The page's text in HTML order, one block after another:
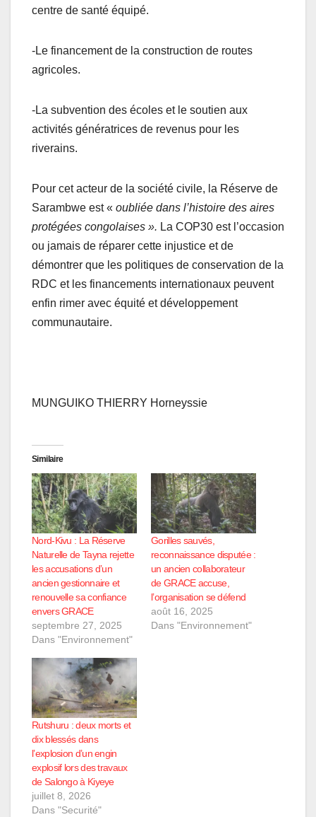
centre de santé équipé.
-Le financement de la construction de routes
agricoles.
-La subvention des écoles et le soutien aux
activités génératrices de revenus pour les
riverains.
Pour cet acteur de la société civile, la Réserve de
Sarambwe est « oubliée dans l’histoire des aires
protégées congolaises ». La COP30 est l’occasion
ou jamais de réparer cette injustice et de
démontrer que les politiques de conservation de la
RDC et les financements internationaux peuvent
enfin rimer avec équité et développement
communautaire.
MUNGUIKO THIERRY Horneyssie
Similaire
Nord-Kivu : La Réserve
Naturelle de Tayna rejette
les accusations d’un
ancien gestionnaire et
renouvelle sa confiance
envers GRACE
septembre 27, 2025
Dans "Environnement"
Gorilles sauvés,
reconnaissance disputée :
un ancien collaborateur
de GRACE accuse,
l’organisation se défend
août 16, 2025
Dans "Environnement"
Rutshuru : deux morts et
dix blessés dans
l’explosion d’un engin
explosif lors des travaux
de Salongo à Kiyeye
juillet 8, 2026
Dans "Securité"